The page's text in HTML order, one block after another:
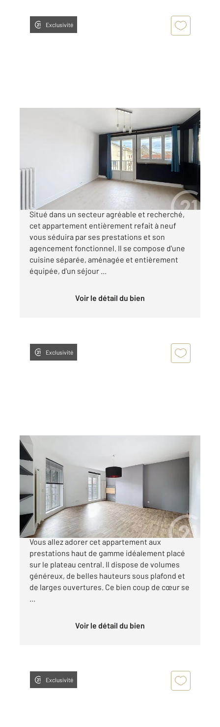
Exclusivité
Appartement F3 à vendre
96 875 €
MANDAT CONFIANCE - CLERMONT - FERRAND
Situé dans un secteur agréable et recherché,
cet appartement entièrement refait à neuf
vous séduira par ses prestations et son
agencement fonctionnel. Il se compose d'une
cuisine séparée, aménagée et entièrement
équipée, d'un séjour ...
Voir le détail du bien
Exclusivité
83,78 m
Ref : 25444
Appartement F3 à vendre
202 000 €
MANDAT CONFIANCE - CLERMONT FERRAND
Vous allez adorer cet appartement aux
prestations haut de gamme idéalement placé
sur le plateau central. Il dispose de volumes
généreux, de belles hauteurs sous plafond et
de larges ouvertures. Ce bien coup de cœur se
...
Voir le détail du bien
Exclusivité